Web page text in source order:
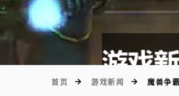
首页 游戏新闻 魔兽争